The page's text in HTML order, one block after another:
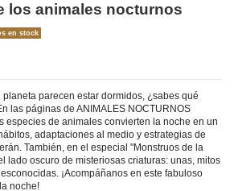
los animales nocturnos
en stock
parecen estar dormidos, ¿sabes qué
las páginas de ANIMALES NOCTURNOS
especies de animales convierten la noche en un
adaptaciones al medio y estrategias de
También, en el especial "Monstruos de la
lado oscuro de misteriosas criaturas: unas, mitos
¡Acompáñanos en este fabuloso
noche!